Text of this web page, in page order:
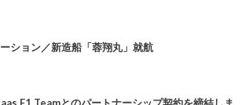
ション／新造船「蓉翔丸」就航